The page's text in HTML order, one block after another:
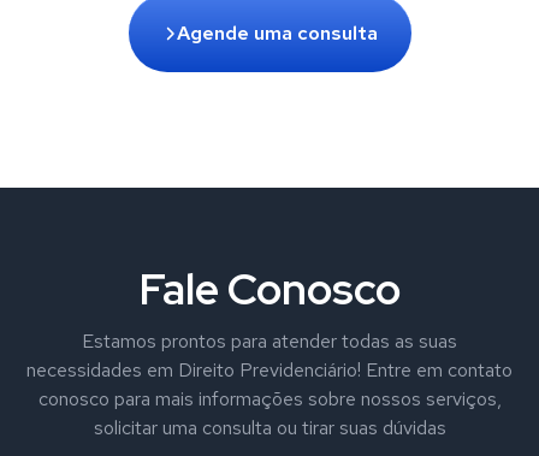
Agende uma consulta
Fale Conosco
Estamos prontos para atender todas as suas
necessidades em Direito Previdenciário! Entre em contato
conosco para mais informações sobre nossos serviços,
solicitar uma consulta ou tirar suas dúvidas